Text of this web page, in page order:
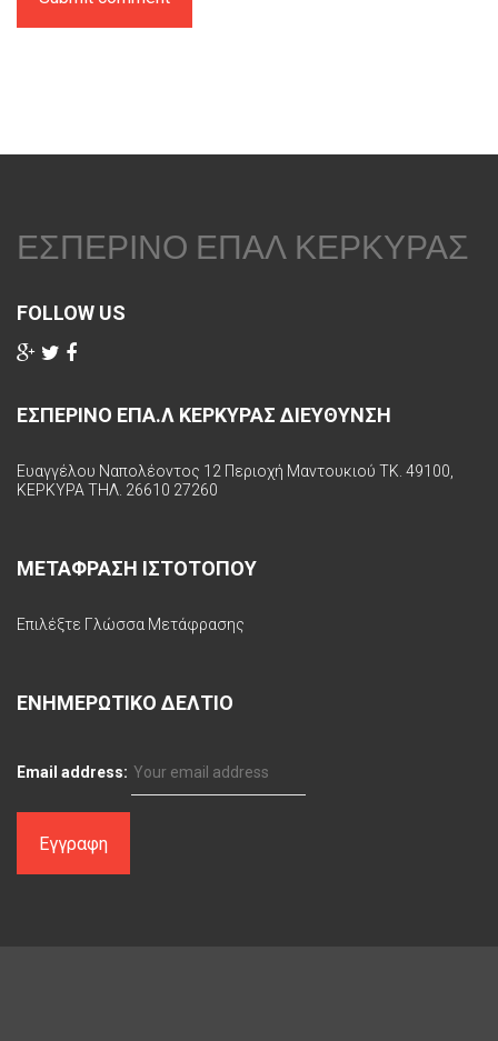
ΕΣΠΕΡΙΝΟ ΕΠΑΛ ΚΕΡΚΥΡΑΣ
FOLLOW US
ΕΣΠΕΡΙΝΟ ΕΠΑ.Λ ΚΕΡΚΥΡΑΣ ΔΙΕΥΘΥΝΣΗ
Ευαγγέλου Ναπολέοντος 12 Περιοχή Μαντουκιού ΤΚ. 49100,
ΚΕΡΚΥΡΑ ΤΗΛ. 26610 27260
ΜΕΤΑΦΡΑΣΗ ΙΣΤΟΤΟΠΟΥ
Επιλέξτε Γλώσσα Μετάφρασης
ΕΝΗΜΕΡΩΤΙΚΟ ΔΕΛΤΙΟ
Email address: